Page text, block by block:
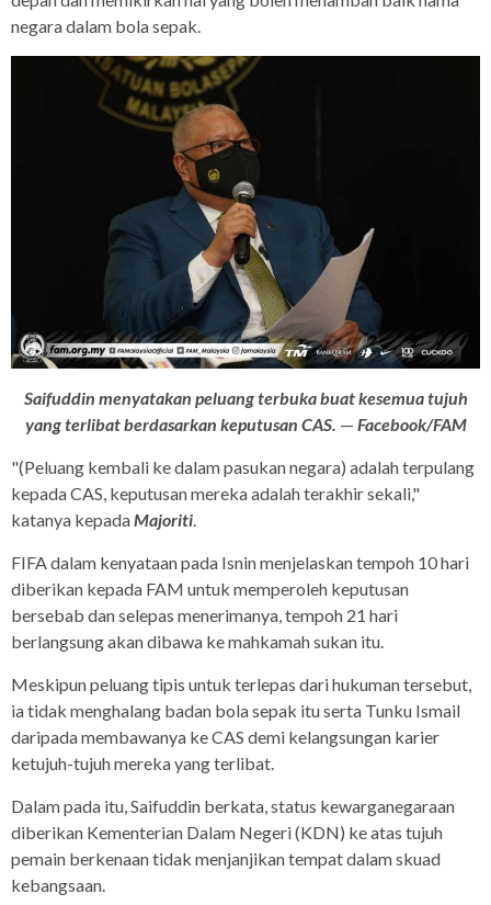
negara dalam bola sepak.
Saifuddin menyatakan peluang terbuka buat kesemua tujuh
yang terlibat berdasarkan keputusan CAS. — Facebook/FAM
"(Peluang kembali ke dalam pasukan negara) adalah terpulang
kepada CAS, keputusan mereka adalah terakhir sekali,"
katanya kepadaMajoriti.
FIFA dalam kenyataan pada Isnin menjelaskan tempoh 10 hari
diberikan kepada FAM untuk memperoleh keputusan
bersebab dan selepas menerimanya, tempoh 21 hari
berlangsung akan dibawa ke mahkamah sukan itu.
Meskipun peluang tipis untuk terlepas dari hukuman tersebut,
ia tidak menghalang badan bola sepak itu serta Tunku Ismail
daripada membawanya ke CAS demi kelangsungan karier
ketujuh-tujuh mereka yang terlibat.
Dalam pada itu, Saifuddin berkata, status kewarganegaraan
diberikan Kementerian Dalam Negeri (KDN) ke atas tujuh
pemain berkenaan tidak menjanjikan tempat dalam skuad
kebangsaan.